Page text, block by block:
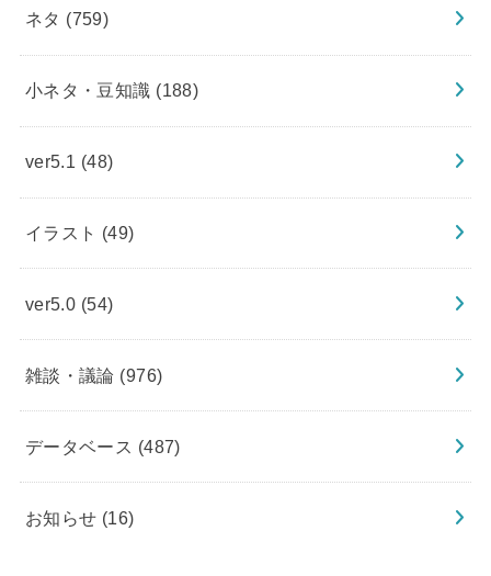
ネタ (759)
小ネタ・豆知識 (188)
ver5.1 (48)
イラスト (49)
ver5.0 (54)
雑談・議論 (976)
データベース (487)
お知らせ (16)